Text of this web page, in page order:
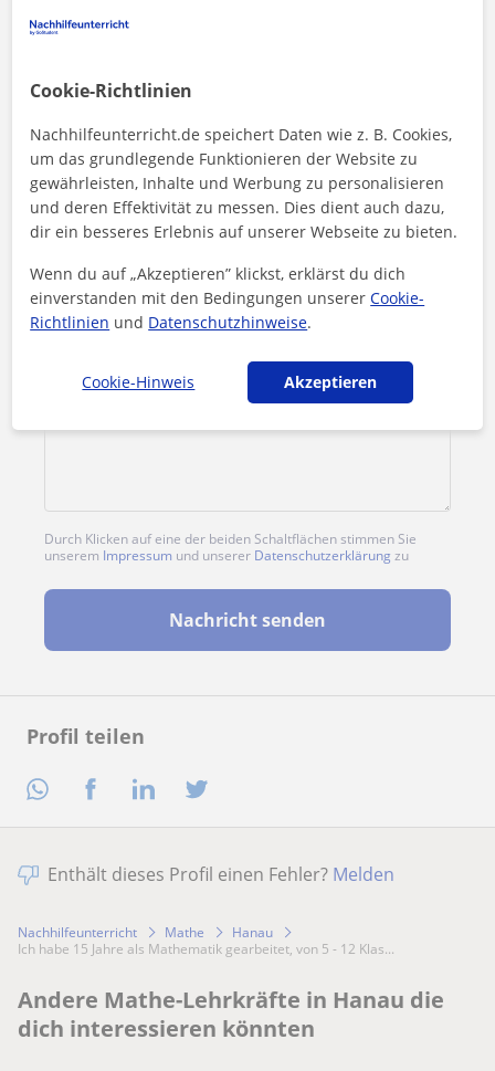
Profil teilen
Jamil kontaktieren
Preis pro Stunde
1. Lektion kostenlos
Durch Klicken auf eine der beiden Schaltflächen stimmen Sie
unserem Impressum und unserer Datenschutzerklärung zu
Nachricht senden
Enthält dieses Profil einen Fehler? Melden
Nachhilfeunterricht Mathe
Hanau
Ich habe 15 Jahre als Mathematik gearbeitet, von 5 - 12 Klas...
Andere Mathe-Lehrkräfte in Hanau die
dich interessieren könnten
Cookie-Richtlinien
Nachhilfeunterricht.de speichert Daten wie z. B. Cookies,
um das grundlegende Funktionieren der Website zu
gewährleisten, Inhalte und Werbung zu personalisieren
und deren Effektivität zu messen. Dies dient auch dazu,
dir ein besseres Erlebnis auf unserer Webseite zu bieten.
Wenn du auf „Akzeptieren” klickst, erklärst du dich
einverstanden mit den Bedingungen unsererCookie-
Richtlinien und Datenschutzhinweise.
Cookie-Hinweis Akzeptieren